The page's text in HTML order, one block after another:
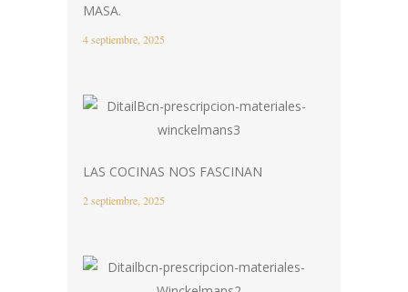
MASA.
4 septiembre, 2025
LAS COCINAS NOS FASCINAN
2 septiembre, 2025